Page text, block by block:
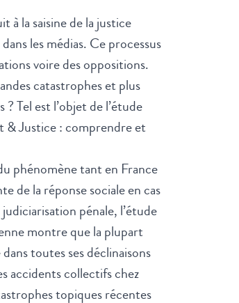
à la saisine de la justice
les médias. Ce processus
voire des oppositions.
catastrophes et plus
Tel est l’objet de l’étude
& Justice : comprendre et
phénomène tant en France
de la réponse sociale en cas
pénale, l’étude
montre que la plupart
toutes ses déclinaisons
accidents collectifs chez
topiques récentes